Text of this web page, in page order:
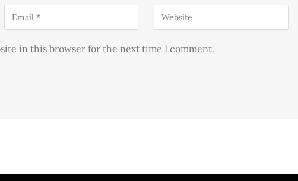
in this browser for the next time I comment.